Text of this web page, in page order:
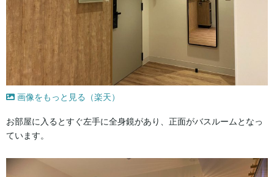
画像をもっと見る（楽天）
お部屋に入るとすぐ左手に全身鏡があり、正面がバスルームとなっ
ています。